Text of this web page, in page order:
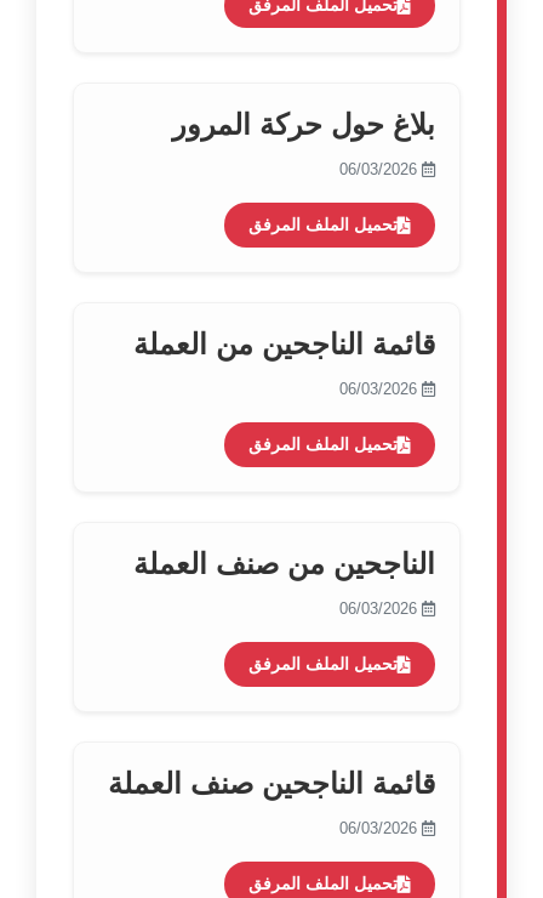
تحميل الملف المرفق
بلاغ حول حركة المرور
تحميل الملف المرفق
قائمة الناجحين من العملة
تحميل الملف المرفق
الناجحين من صنف العملة
تحميل الملف المرفق
قائمة الناجحين صنف العملة
تحميل الملف المرفق